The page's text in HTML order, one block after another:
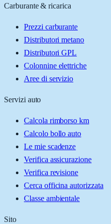
Carburante & ricarica
Prezzi carburante
Distributori metano
Distributori GPL
Colonnine elettriche
Aree di servizio
Servizi auto
Calcola rimborso km
Calcolo bollo auto
Le mie scadenze
Verifica assicurazione
Verifica revisione
Cerca officina autorizzata
Classe ambientale
Sito